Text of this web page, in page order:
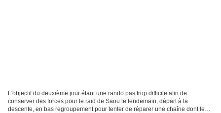
L'objectif du deuxième jour étant une rando pas trop difficile afin de
conserver des forces pour le raid de Saou le lendemain, départ à la
descente, en bas regroupement pour tenter de réparer une chaîne dont les